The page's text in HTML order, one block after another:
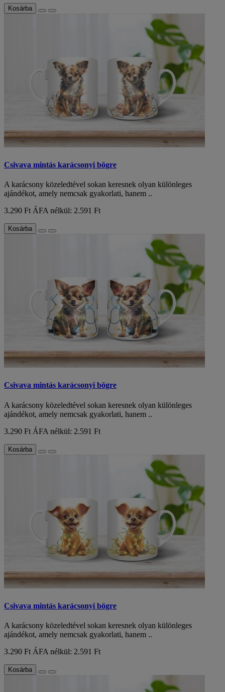
Kosárba
Csivava mintás karácsonyi bögre
A karácsony közeledtével sokan keresnek olyan különleges
ajándékot, amely nemcsak gyakorlati, hanem ..
3.290 Ft ÁFA nélkül: 2.591 Ft
Kosárba
Csivava mintás karácsonyi bögre
A karácsony közeledtével sokan keresnek olyan különleges
ajándékot, amely nemcsak gyakorlati, hanem ..
3.290 Ft ÁFA nélkül: 2.591 Ft
Kosárba
Csivava mintás karácsonyi bögre
A karácsony közeledtével sokan keresnek olyan különleges
ajándékot, amely nemcsak gyakorlati, hanem ..
3.290 Ft ÁFA nélkül: 2.591 Ft
Kosárba